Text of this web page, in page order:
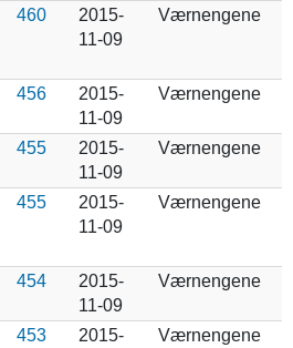
460
2015-
11-09
Værnengene
456
2015-
11-09
Værnengene
455
2015-
11-09
Værnengene
455
2015-
11-09
Værnengene
454
2015-
11-09
Værnengene
453
2015-
Værnengene